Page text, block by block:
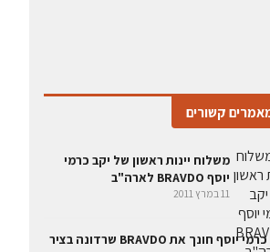
קשורים
משלוח יינות ראשון של יקב כרמי
יוסף BRAVDO לארה"ב
11 במרץ 2011
יקב כרמי יוסף חונך את BRAVDO שרדונה בציר